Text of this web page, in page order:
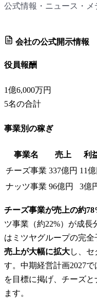
公式情報・ニュース・メ
会社の公式開示情報
役員報酬
1億6,000万円
5名の合計
事業別の稼ぎ
事業名 売上 利
チーズ事業 337億円 11億
ナッツ事業 96億円 3億
チーズ事業が売上の約
ツ事業（約22%）が成長
はミツヤグループの完全
売上が大幅に拡大し、
す。中期経営計画2027
を目標に掲げ、チーズ
ます。